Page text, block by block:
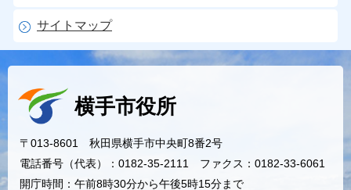
サイトマップ
横手市役所
〒013-8601 秋田県横手市中央町8番2号
電話番号（代表）：0182-35-2111 ファクス：0182-33-6061
開庁時間：午前8時30分から午後5時15分まで